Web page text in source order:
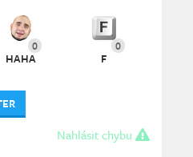
0
HAHA
0
F
Nahlásit chybu